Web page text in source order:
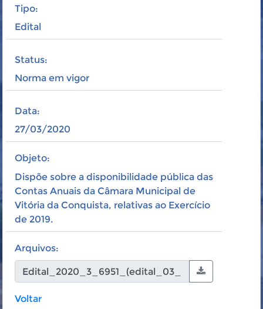
Tipo:
Edital
Status:
Norma em vigor
Data:
27/03/2020
Objeto:
Dispõe sobre a disponibilidade pública das
Contas Anuais da Câmara Municipal de
Vitória da Conquista, relativas ao Exercício
de 2019.
Arquivos:
Voltar